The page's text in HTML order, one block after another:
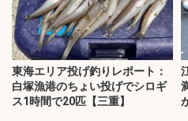
東海エリア投げ釣りレポート：
白塚漁港のちょい投げでシロギ
ス1時間で20匹【三重】